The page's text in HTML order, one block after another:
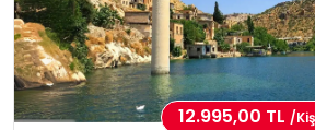
12.995,00 TL /